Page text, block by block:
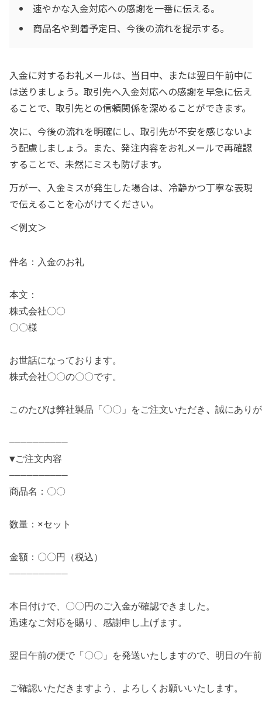
速やかな入金対応への感謝を一番に伝える。
商品名や到着予定日、今後の流れを提示する。
入金に対するお礼メールは、当日中、または翌日午前中に
は送りましょう。取引先へ入金対応への感謝を早急に伝え
ることで、取引先との信頼関係を深めることができます。
次に、今後の流れを明確にし、取引先が不安を感じないよ
う配慮しましょう。また、発注内容をお礼メールで再確認
することで、未然にミスも防げます。
万が一、入金ミスが発生した場合は、冷静かつ丁寧な表現
で伝えることを心がけてください。
＜例文＞
件名：入金のお礼
本文：
株式会社〇〇
〇〇様
お世話になっております。
株式会社〇〇の〇〇です。
このたびは弊社製品「〇〇」をご注文いただき 、 誠にあり
——————————
▼ご注文内容
——————————
商品名：〇〇
数量：×セット
金額：〇〇円（税込）
——————————
本日付けで、〇〇円のご入金が確認できました。
迅速なご対応を賜り、感謝申し上げます。
翌日午前の便で「〇〇」を発送いたしますので、明日の午
ご確認いただきますよう、よろしくお願いいたします。